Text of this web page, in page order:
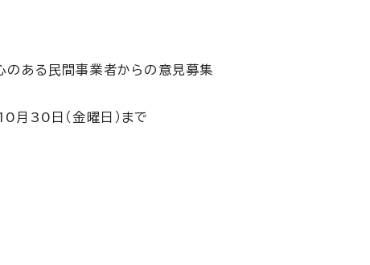
のある民間事業者からの意見募集
月30日（金曜日）まで